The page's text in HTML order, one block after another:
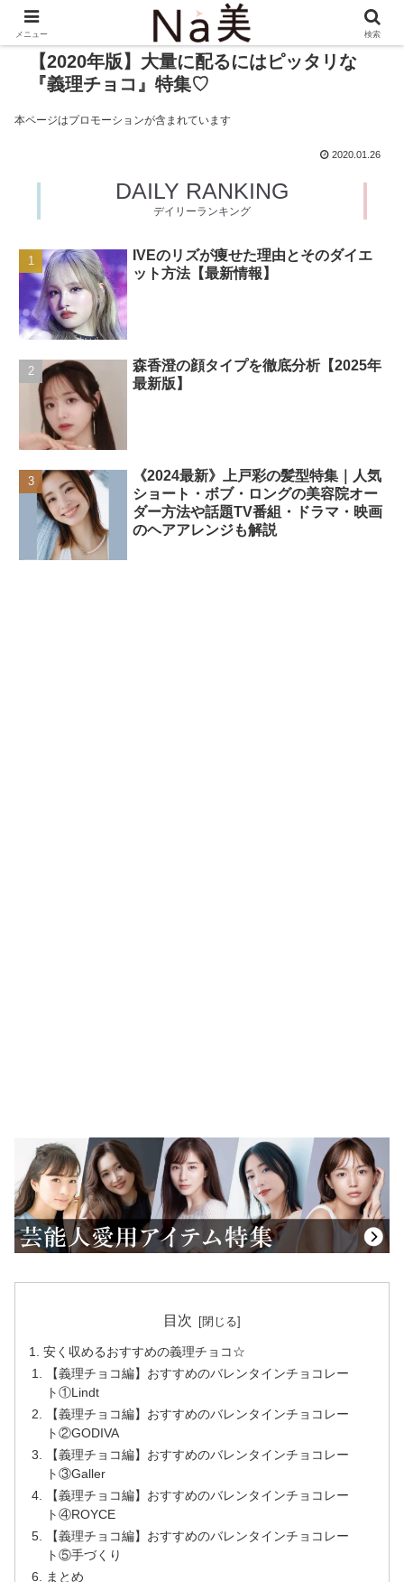
【2020年版】大量に配るにはピッタリな
『義理チョコ』特集♡
本ページはプロモーションが含まれています
2020.01.26
DAILY RANKING
デイリーランキング
IVEのリズが痩せた理由とそのダイエ
ット方法【最新情報】
森香澄の顔タイプを徹底分析【2025年
最新版】
《2024最新》上戸彩の髪型特集｜人気
ショート・ボブ・ロングの美容院オー
ダー方法や話題TV番組・ドラマ・映画
のヘアアレンジも解説
目次
安く収めるおすすめの義理チョコ☆
【義理チョコ編】おすすめのバレンタインチョコレー
ト①Lindt
【義理チョコ編】おすすめのバレンタインチョコレー
ト②GODIVA
【義理チョコ編】おすすめのバレンタインチョコレー
ト③Galler
【義理チョコ編】おすすめのバレンタインチョコレー
ト④ROYCE
【義理チョコ編】おすすめのバレンタインチョコレー
ト⑤手づくり
まとめ
メニュー 検索